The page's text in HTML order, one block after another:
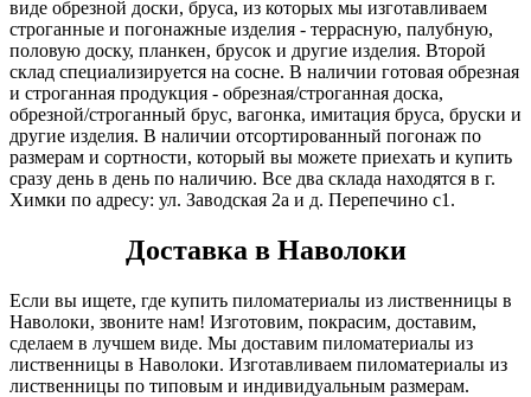
виде обрезной доски, бруса, из которых мы изготавливаем
строганные и погонажные изделия - террасную, палубную,
половую доску, планкен, брусок и другие изделия. Второй
склад специализируется на сосне. В наличии готовая обрезная
и строганная продукция - обрезная/строганная доска,
обрезной/строганный брус, вагонка, имитация бруса, бруски и
другие изделия. В наличии отсортированный погонаж по
размерам и сортности, который вы можете приехать и купить
сразу день в день по наличию. Все два склада находятся в г.
Химки по адресу: ул. Заводская 2а и д. Перепечино с1.
Доставка в Наволоки
Если вы ищете, где купить пиломатериалы из лиственницы в
Наволоки, звоните нам! Изготовим, покрасим, доставим,
сделаем в лучшем виде. Мы доставим пиломатериалы из
лиственницы в Наволоки. Изготавливаем пиломатериалы из
лиственницы по типовым и индивидуальным размерам.